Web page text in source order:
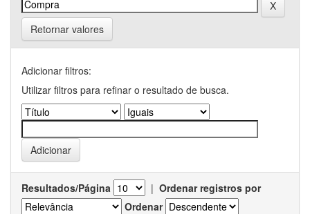
Retornar valores
Adicionar filtros:
Utilizar filtros para refinar o resultado de busca.
Resultados/Página | Ordenar registros por
Ordenar